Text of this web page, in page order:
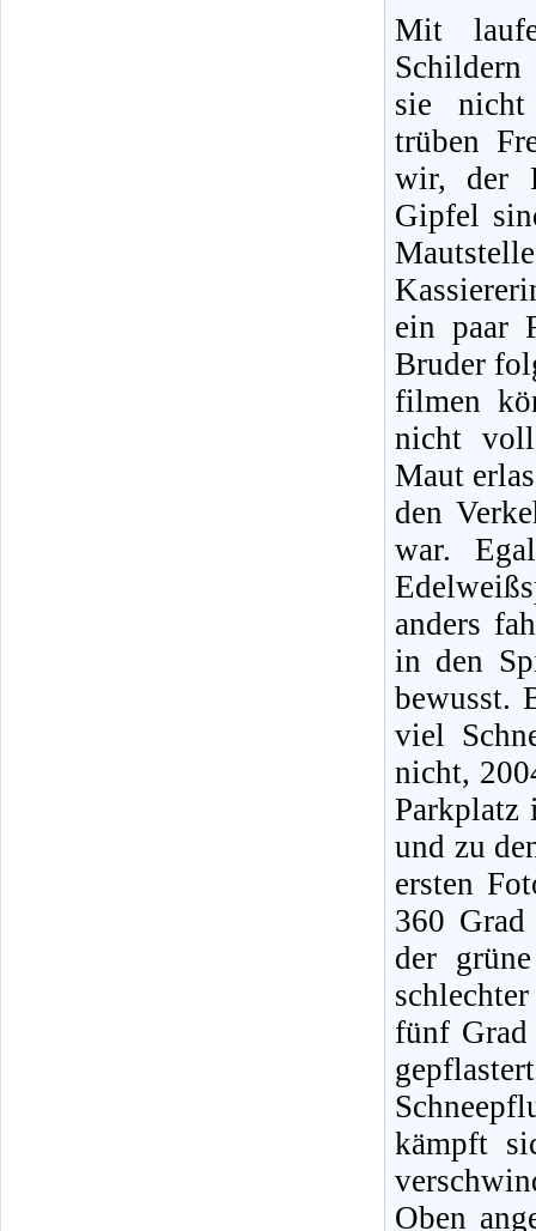
Mit
sie nicht
trüben
wir, der
Gipfel
ein paar
Bruder
filmen
nicht
Maut
den
war.
anders
in den
bewusst.
viel
nicht,
Parkplatz
und zu
ersten
360
der
fünf Grad
kämpft
Oben